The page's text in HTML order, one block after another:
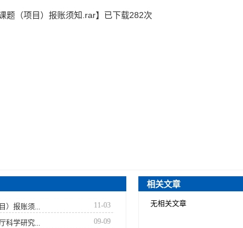
题（项目）报账须知.rar】已下载282次
相关文章
）报账须... 11-03
科学研究... 09-09
无相关文章